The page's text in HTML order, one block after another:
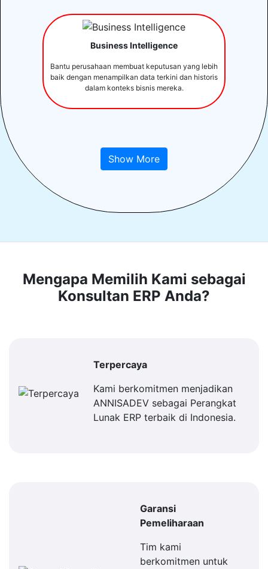
Business Intelligence
Bantu perusahaan membuat keputusan yang lebih
baik dengan menampilkan data terkini dan historis
dalam konteks bisnis mereka.
Show More
Mengapa Memilih Kami sebagai
Konsultan ERP Anda?
Terpercaya
Kami berkomitmen menjadikan
ANNISADEV sebagai Perangkat
Lunak ERP terbaik di Indonesia.
Garansi
Pemeliharaan
Tim kami
berkomitmen untuk